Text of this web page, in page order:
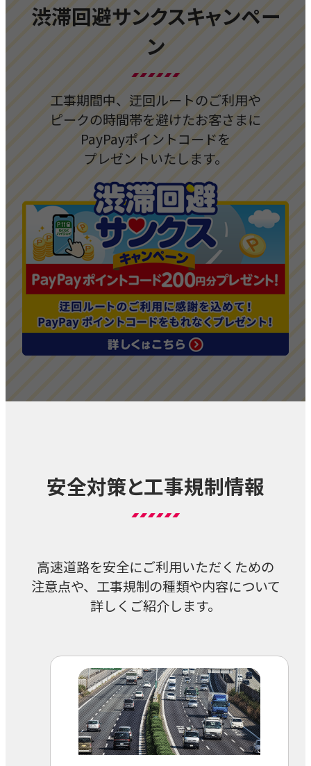
渋滞回避サンクスキャンペー
ン
工事期間中、迂回ルートのご利用や
ピークの時間帯を避けたお客さまに
PayPayポイントコードを
プレゼントいたします。
安全対策と工事規制情報
高速道路を安全にご利用いただくための
注意点や、工事規制の種類や内容について
詳しくご紹介します。